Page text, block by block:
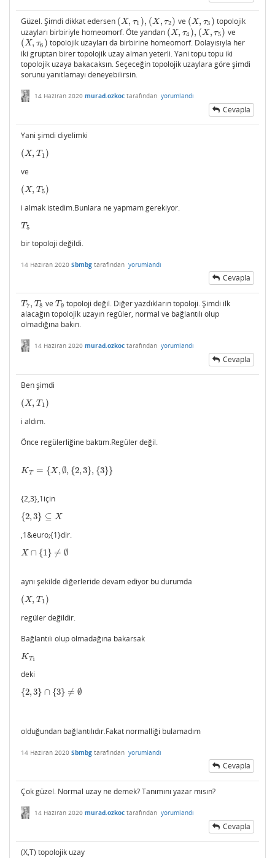
Güzel. Şimdi dikkat edersen (X, τ1 ),
(X,τ1), (X, τ2)
(X,τ2) ve (X, τ3 )
(X,τ3)
topolojik
uzayları birbiriyle homeomorf. Öte yandan ( X, τ4 ),
(X,τ4), (X, τ5)
(X,τ5)
ve
(X, τ6 )
(X,τ6)
topolojik uzayları da birbirine homeomorf. Dolayısıyla her
iki gruptan birer topolojik uzay alman yeterli. Yani topu topu iki
topolojik uzaya bakacaksın. Seçeceğin topolojik uzaylara göre şimdi
sorunu yanıtlamayı deneyebilirsin.
14 Haziran 2020 murad.ozkoc tarafından yorumlandı
Cevapla
Yani şimdi diyelimki
(X, T 1 )
(X, T1)
ve
(X, T5 )
(X, T5)
i almak istedim.Bunlara ne yapmam gerekiyor.
T5
T5
bir topoloji değildi.
14 Haziran 2020 Sbmbg tarafından yorumlandı
Cevapla
T7, T8
T7,T8 veT9
T9 topoloji değil. Diğer yazdıkların topoloji. Şimdi ilk
alacağın topolojik uzayın regüler, normal ve bağlantılı olup
olmadığına bakın.
14 Haziran 2020 murad.ozkoc tarafından yorumlandı
Cevapla
Ben şimdi
(X, T 1 )
(X, T1)
i aldım.
Önce regülerliğine baktım.Regüler değil.
KT = {X,∅, {2,3}, {3}}
KT ={X,∅,{ 2,3},{3} }
{2,3},1için
{2, 3} ⊆ X
{2,3} ⊆X
,1&euro;{1}dir.
X ∩ {1} ≠ ∅
X∩ {1}≠ ∅
aynı şekilde diğerleride devam ediyor bu durumda
(X, T1 )
(X, T1)
regüler değildir.
Bağlantılı olup olmadağına bakarsak
KT1
KT1
deki
{2, 3} ∩ {3} ≠ ∅
{2,3 }∩ {3}≠ ∅
olduğundan bağlantılıdır.Fakat normalliği bulamadım
14 Haziran 2020 Sbmbg tarafından yorumlandı
Cevapla
Çok güzel. Normal uzay ne demek? Tanımını yazar mısın?
14 Haziran 2020 murad.ozkoc tarafından yorumlandı
Cevapla
(X,T) topolojik uzay